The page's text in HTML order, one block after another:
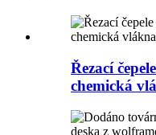
Řezací
chemická